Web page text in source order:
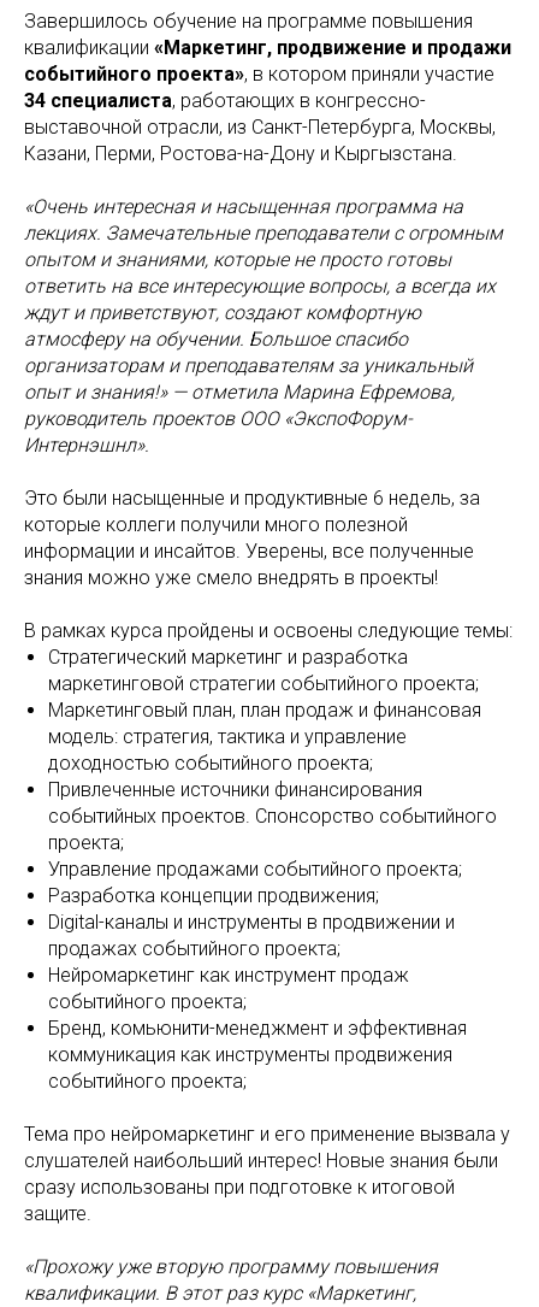
Завершилось обучение на программе повышения
квалификации «Маркетинг, продвижение и продажи
событийного проекта», в котором приняли участие
34 специалиста, работающих в конгрессно-
выставочной отрасли, из Санкт-Петербурга, Москвы,
Казани, Перми, Ростова-на-Дону и Кыргызстана.
«Очень интересная и насыщенная программа на
лекциях. Замечательные преподаватели с огромным
опытом и знаниями, которые не просто готовы
ответить на все интересующие вопросы, а всегда их
ждут и приветствуют, создают комфортную
атмосферу на обучении. Большое спасибо
организаторам и преподавателям за уникальный
опыт и знания!» — отметила Марина Ефремова,
руководитель проектов ООО «ЭкспоФорум-
Интернэшнл».
Это были насыщенные и продуктивные 6 недель, за
которые коллеги получили много полезной
информации и инсайтов. Уверены, все полученные
знания можно уже смело внедрять в проекты!
В рамках курса пройдены и освоены следующие темы:
Стратегический маркетинг и разработка
маркетинговой стратегии событийного проекта;
Маркетинговый план, план продаж и финансовая
модель: стратегия, тактика и управление
доходностью событийного проекта;
Привлеченные источники финансирования
событийных проектов. Спонсорство событийного
проекта;
Управление продажами событийного проекта;
Разработка концепции продвижения;
Digital-каналы и инструменты в продвижении и
продажах событийного проекта;
Нейромаркетинг как инструмент продаж
событийного проекта;
Бренд, комьюнити-менеджмент и эффективная
коммуникация как инструменты продвижения
событийного проекта;
Тема про нейромаркетинг и его применение вызвала у
слушателей наибольший интерес! Новые знания были
сразу использованы при подготовке к итоговой
защите.
«Прохожу уже вторую программу повышения
квалификации. В этот раз курс «Маркетинг,